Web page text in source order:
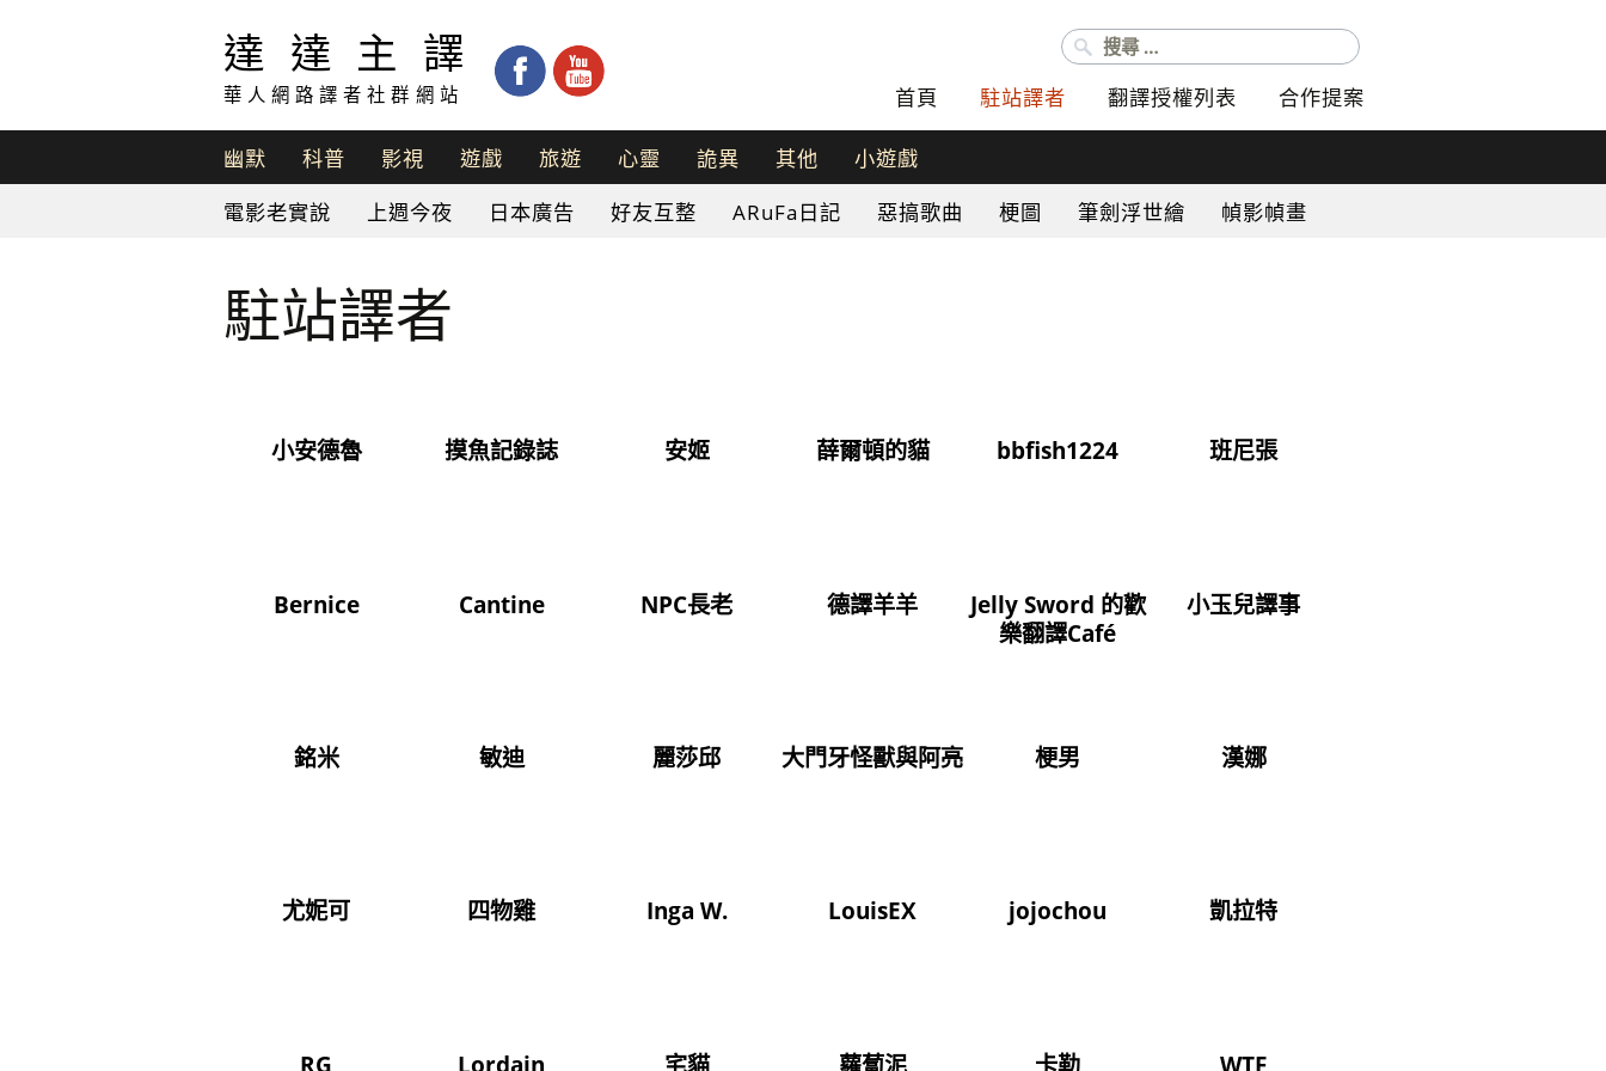
達達主譯
華人網路譯者社群網站
搜尋：
首頁 駐站譯者 翻譯授權列表 合作提案
幽默
脫
口
科普 影視 遊戲 旅遊 心靈 詭異 其他
小遊戲
電影老實說 上週今夜 日本廣告 好友互整 ARuFa日記 惡搞歌曲 梗圖 筆劍浮世繪 幀影幀畫
駐站譯者
小安德魯 摸魚記錄誌 安姬 薛爾頓的貓 bbfish1224 班尼張
Bernice Cantine NPC長老 德譯羊羊
Jelly Sword 的歡
樂翻譯Café
小玉兒譯事
銘米 敏迪 麗莎邱 大門牙怪獸與阿亮 梗男 漢娜
尤妮可 四物雞 Inga W. LouisEX jojochou 凱拉特
RG Lordain 宅貓 蘿蔔泥 卡勒 WTF